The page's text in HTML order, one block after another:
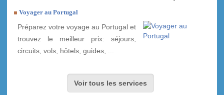
Voyager au Portugal
Préparez votre voyage au Portugal et
trouvez le meilleur prix: séjours,
circuits, vols, hôtels, guides, ...
Voir tous les services